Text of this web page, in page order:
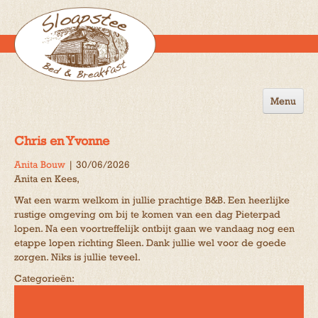
Menu
Activiteiten
Gastenboek
Chris en Yvonne
Anita Bouw | 30/06/2026
Anita en Kees,
Wat een warm welkom in jullie prachtige B&B. Een heerlijke
rustige omgeving om bij te komen van een dag Pieterpad
lopen. Na een voortreffelijk ontbijt gaan we vandaag nog een
etappe lopen richting Sleen. Dank jullie wel voor de goede
zorgen. Niks is jullie teveel.
Categorieën: